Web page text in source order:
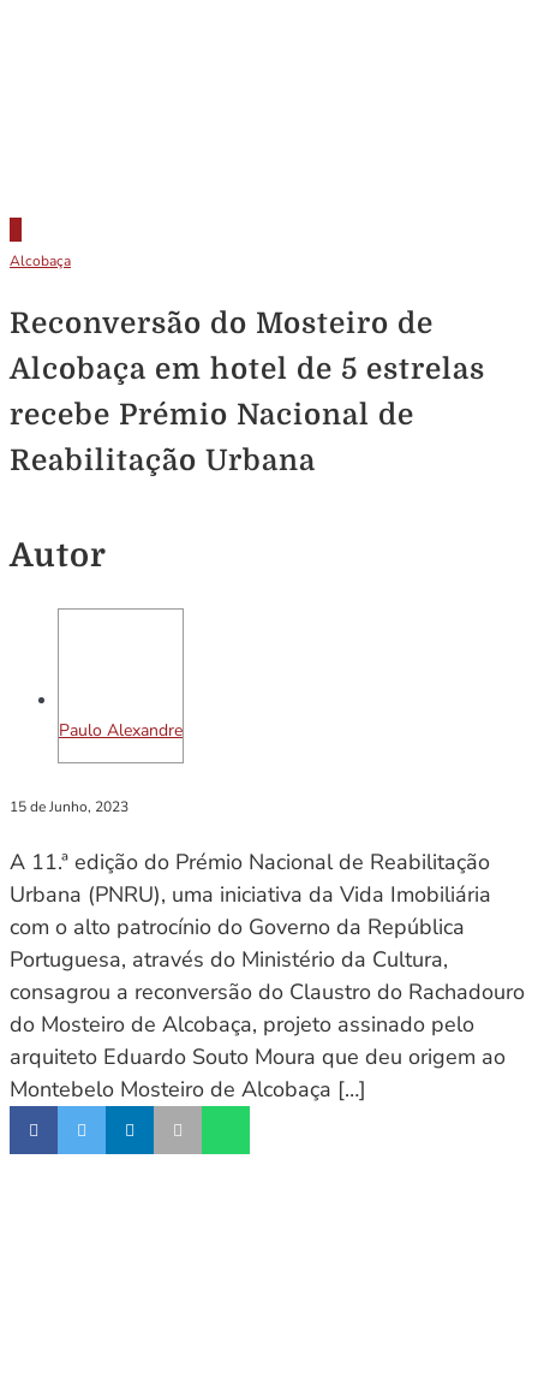
Alcobaça
Reconversão do Mosteiro de
Alcobaça em hotel de 5 estrelas
recebe Prémio Nacional de
Reabilitação Urbana
Autor
Paulo Alexandre
15 de Junho, 2023
A 11.ª edição do Prémio Nacional de Reabilitação
Urbana (PNRU), uma iniciativa da Vida Imobiliária
com o alto patrocínio do Governo da República
Portuguesa, através do Ministério da Cultura,
consagrou a reconversão do Claustro do Rachadouro
do Mosteiro de Alcobaça, projeto assinado pelo
arquiteto Eduardo Souto Moura que deu origem ao
Montebelo Mosteiro de Alcobaça […]